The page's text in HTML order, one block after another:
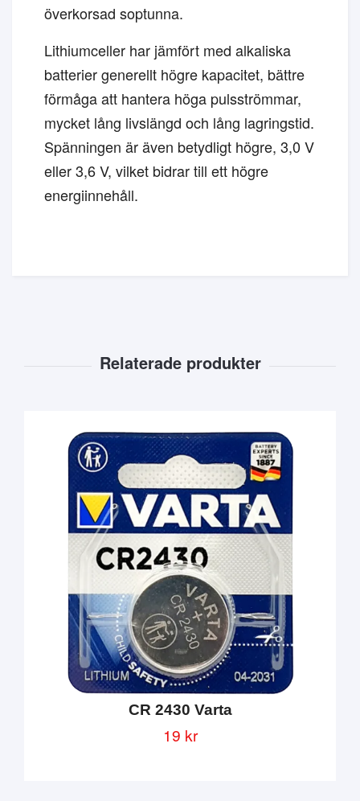
överkorsad soptunna.
Lithiumceller har jämfört med alkaliska
batterier generellt högre kapacitet, bättre
förmåga att hantera höga pulsströmmar,
mycket lång livslängd och lång lagringstid.
Spänningen är även betydligt högre, 3,0 V
eller 3,6 V, vilket bidrar till ett högre
energiinnehåll.
CR 2430 Varta
19 kr